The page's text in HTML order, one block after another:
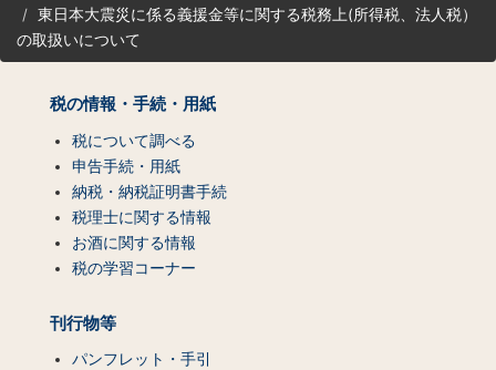
ッ
プ
東日本大震災に係る義援金等に関する税務上(所得税、法人税）
の取扱いについて
税の情報・手続・用紙
税について調べる
申告手続・用紙
納税・納税証明書手続
税理士に関する情報
お酒に関する情報
税の学習コーナー
刊行物等
パンフレット・手引